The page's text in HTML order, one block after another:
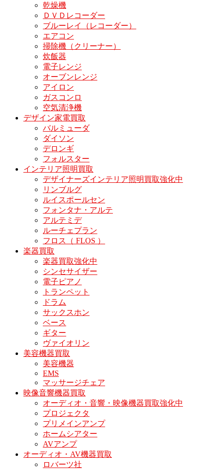
乾燥機
ＤＶＤレコーダー
ブルーレイ（レコーダー）
エアコン
掃除機（クリーナー）
炊飯器
電子レンジ
オーブンレンジ
アイロン
ガスコンロ
空気清浄機
デザイン家電買取
バルミューダ
ダイソン
デロンギ
フォルスター
インテリア照明買取
デザイナーズインテリア照明買取強化中
リンブルグ
ルイスポールセン
フォンタナ・アルテ
アルテミデ
ルーチェプラン
フロス（ FLOS ）
楽器買取
楽器買取強化中
シンセサイザー
電子ピアノ
トランペット
ドラム
サックスホン
ベース
ギター
ヴァイオリン
美容機器買取
美容機器
EMS
マッサージチェア
映像音響機器買取
オーディオ・音響・映像機器買取強化中
プロジェクタ
プリメインアンプ
ホームシアター
AVアンプ
オーディオ・AV機器買取
ロバーツ社